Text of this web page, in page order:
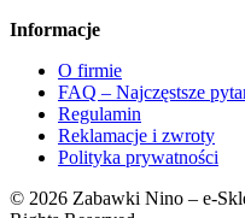
Informacje
O firmie
FAQ – Najczęstsze
Regulamin
Reklamacje i zwroty
Polityka prywatności
© 2026 Zabawki Nino – e-